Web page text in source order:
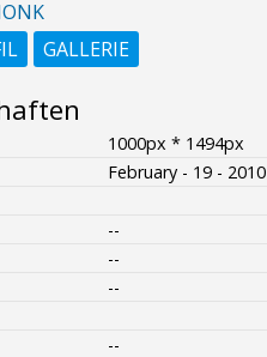
GALLERIE
1000px * 1494px
February - 19 - 2010
--
--
--
--